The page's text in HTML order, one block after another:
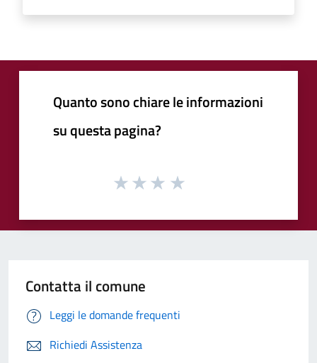
Quanto sono chiare le informazioni
su questa pagina?
Contatta il comune
Leggi le domande frequenti
Richiedi Assistenza